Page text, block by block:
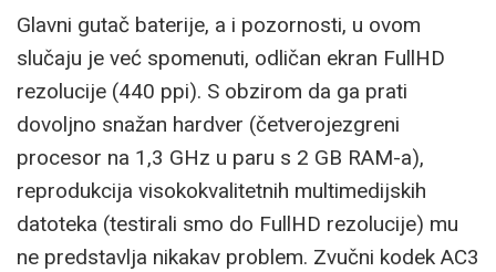
Glavni gutač baterije, a i pozornosti, u ovom
slučaju je već spomenuti, odličan ekran FullHD
rezolucije (440 ppi). S obzirom da ga prati
dovoljno snažan hardver (četverojezgreni
procesor na 1,3 GHz u paru s 2 GB RAM-a),
reprodukcija visokokvalitetnih multimedijskih
datoteka (testirali smo do FullHD rezolucije) mu
ne predstavlja nikakav problem. Zvučni kodek AC3